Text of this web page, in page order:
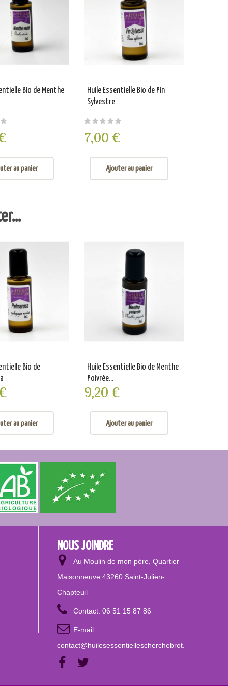
Bio de Menthe
au panier
Huile Essentielle Bio de Pin
Sylvestre
7,00 €
Ajouter au panier
Bio de
au panier
Huile Essentielle Bio de Menthe
Poivrée...
9,20 €
Ajouter au panier
NOUS JOINDRE
Au Moulin de mon père, Quartier
Maisonneuve 43260 Saint-Julien-
Chapteuil
Contact: 06 51 15 87 86
E-mail :
contact@huilesessentiellescherchebrot.com